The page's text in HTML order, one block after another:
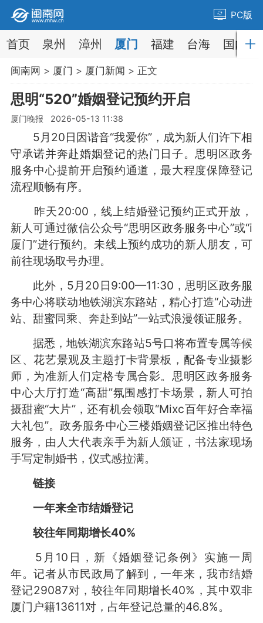
PC版
首页 泉州 漳州 厦门 福建 台海 国内
闽南网 > 厦门 > 厦门新闻 > 正文
思明“520”婚姻登记预约开启
厦门晚报 2026-05-13 11:38
5月20日因谐音“我爱你”，成为新人们许下相
守承诺并奔赴婚姻登记的热门日子。思明区政务
服务中心提前开启预约通道，最大程度保障登记
流程顺畅有序。
昨天20:00，线上结婚登记预约正式开放，
新人可通过微信公众号“思明区政务服务中心”或“i
厦门”进行预约。未线上预约成功的新人朋友，可
前往现场取号办理。
此外，5月20日9:00—11:30，思明区政务服
务中心将联动地铁湖滨东路站，精心打造“心动进
站、甜蜜同乘、奔赴到站”一站式浪漫领证服务。
据悉，地铁湖滨东路站5号口将布置专属等候
区、花艺景观及主题打卡背景板，配备专业摄影
师，为准新人们定格专属合影。思明区政务服务
中心大厅打造“高甜”氛围感打卡场景，新人可拍
摄甜蜜“大片”，还有机会领取“Mixc百年好合幸福
大礼包”。政务服务中心三楼婚姻登记区推出特色
服务，由人大代表亲手为新人颁证，书法家现场
手写定制婚书，仪式感拉满。
链接
一年来全市结婚登记
较往年同期增长40%
5月10日，新《婚姻登记条例》实施一周
年。记者从市民政局了解到，一年来，我市结婚
登记29087对，较往年同期增长40%，其中双非
厦门户籍13611对，占年登记总量的46.8%。